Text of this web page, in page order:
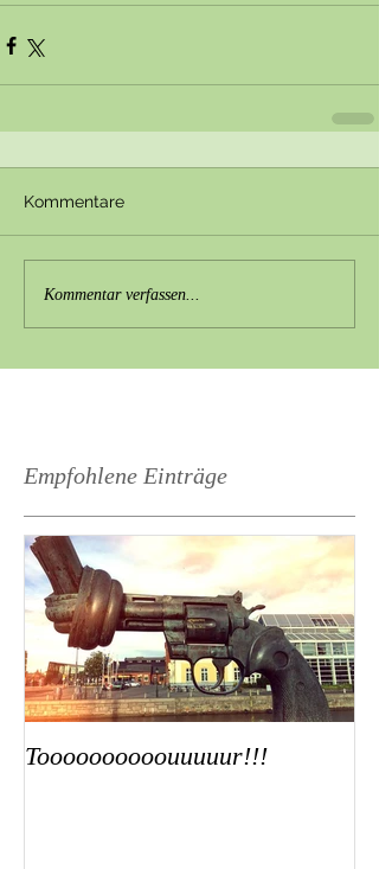
Kommentare
Kommentar verfassen...
Empfohlene Einträge
Toooooooooouuuuur!!!